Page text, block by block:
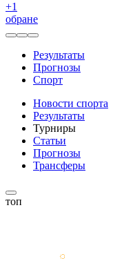
+1
обране
Результаты
Прогнозы
Спорт
Новости спорта
Результаты
Турниры
Статьи
Прогнозы
Трансферы
топ